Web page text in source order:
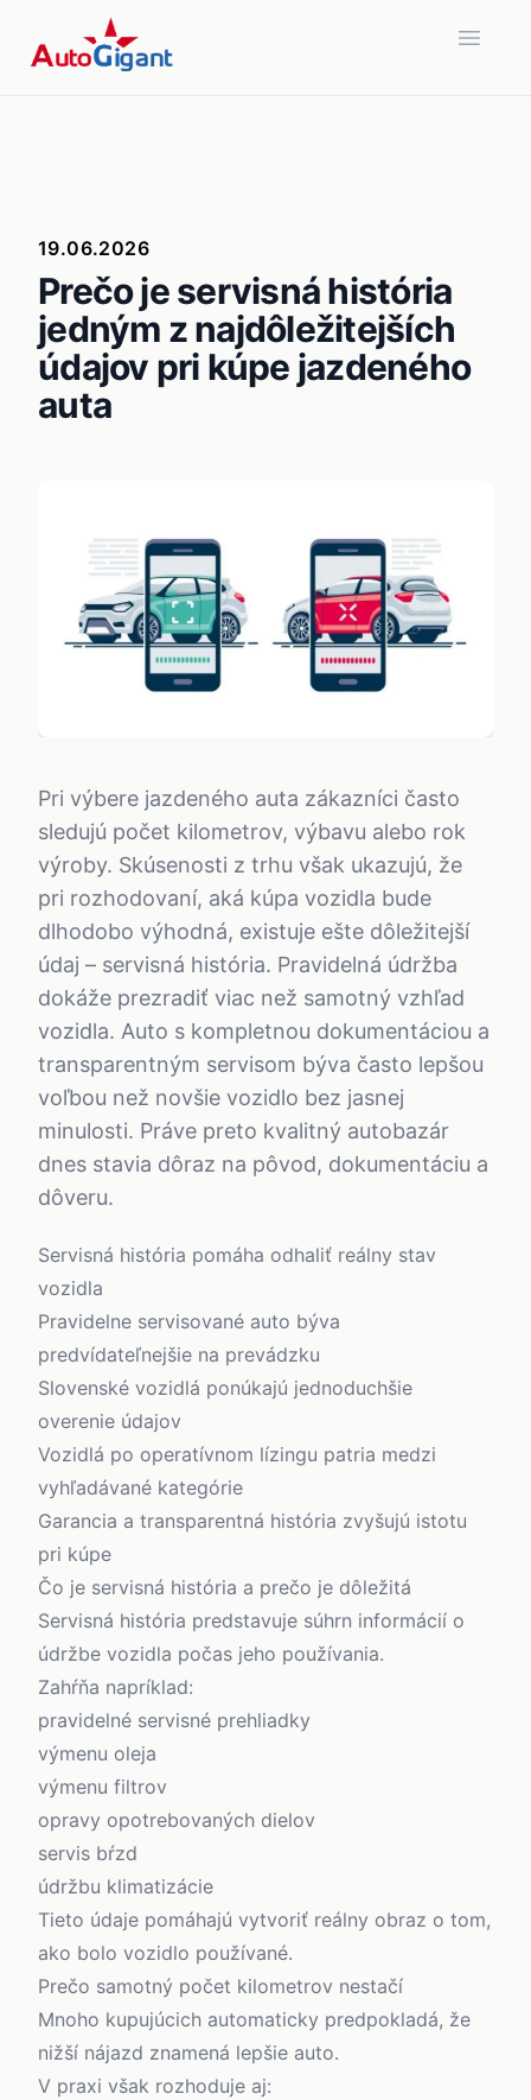
Open
19.06.2026
Prečo je servisná história
jedným z najdôležitejších
údajov pri kúpe jazdeného
auta
Pri výbere jazdeného auta zákazníci často
sledujú počet kilometrov, výbavu alebo rok
výroby. Skúsenosti z trhu však ukazujú, že
pri rozhodovaní, aká kúpa vozidla bude
dlhodobo výhodná, existuje ešte dôležitejší
údaj – servisná história. Pravidelná údržba
dokáže prezradiť viac než samotný vzhľad
vozidla. Auto s kompletnou dokumentáciou a
transparentným servisom býva často lepšou
voľbou než novšie vozidlo bez jasnej
minulosti. Práve preto kvalitný autobazár
dnes stavia dôraz na pôvod, dokumentáciu a
dôveru.
Servisná história pomáha odhaliť reálny stav
vozidla
Pravidelne servisované auto býva
predvídateľnejšie na prevádzku
Slovenské vozidlá ponúkajú jednoduchšie
overenie údajov
Vozidlá po operatívnom lízingu patria medzi
vyhľadávané kategórie
Garancia a transparentná história zvyšujú istotu
pri kúpe
Čo je servisná história a prečo je dôležitá
Servisná história predstavuje súhrn informácií o
údržbe vozidla počas jeho používania.
Zahŕňa napríklad:
pravidelné servisné prehliadky
výmenu oleja
výmenu filtrov
opravy opotrebovaných dielov
servis bŕzd
údržbu klimatizácie
Tieto údaje pomáhajú vytvoriť reálny obraz o tom,
ako bolo vozidlo používané.
Prečo samotný počet kilometrov nestačí
Mnoho kupujúcich automaticky predpokladá, že
nižší nájazd znamená lepšie auto.
V praxi však rozhoduje aj: